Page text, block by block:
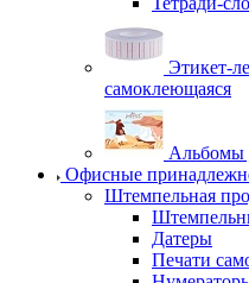
Этикет-
самоклеющаяся
Альбомы
Офисные
Штемпельная
Датеры
Печати